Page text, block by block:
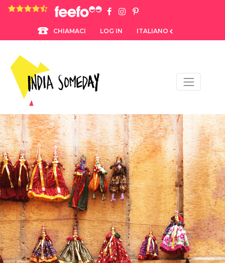
4.8 rating based on 1,234 ratings
CHIAMACI LOG IN ITALIANO